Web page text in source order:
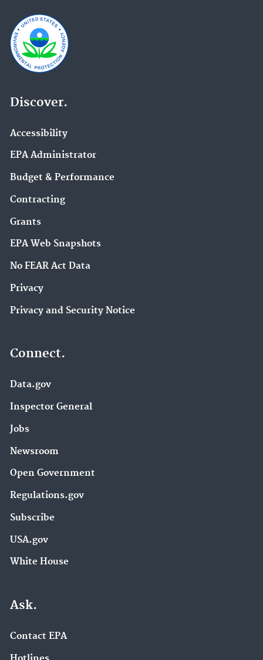
Discover.
Accessibility
EPA Administrator
Budget & Performance
Contracting
Grants
EPA Web Snapshots
No FEAR Act Data
Privacy
Privacy and Security Notice
Connect.
Data.gov
Inspector General
Jobs
Newsroom
Open Government
Regulations.gov
Subscribe
USA.gov
White House
Ask.
Contact EPA